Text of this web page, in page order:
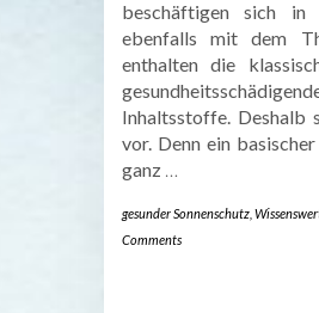
beschäftigen sich in
ebenfalls mit dem
enthalten die
Inhaltsstoffe. Deshalb
vor. Denn ein
ganz …
gesunder Sonnenschutz
Comments